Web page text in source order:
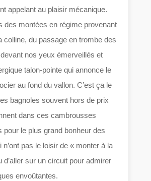
appelant au plaisir mécanique.
des montées en régime provenant
colline, du passage en trombe des
nos yeux émerveillés et
talon-pointe qui annonce le
au fond du vallon. C’est ça le
bagnoles souvent hors de prix
dans ces cambrousses
pour le plus grand bonheur des
n’ont pas le loisir de « monter à la
d’aller sur un circuit pour admirer
envoûtantes.